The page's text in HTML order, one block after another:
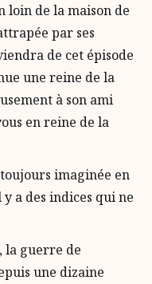
loin de la maison de
par ses
de cet épisode
une reine de la
à son ami
en reine de la
imaginée en
a des indices qui ne
la guerre de
une dizaine